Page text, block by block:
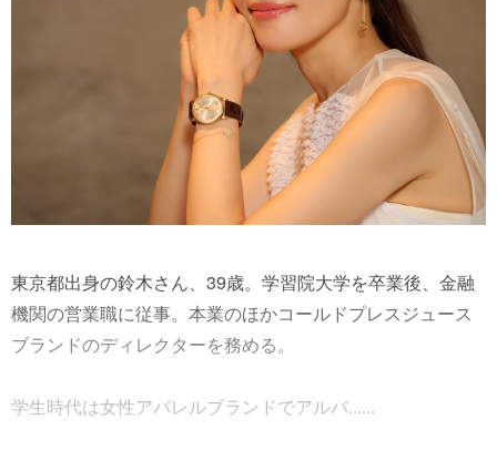
東京都出身の鈴木さん、39歳。学習院大学を卒業後、金融
機関の営業職に従事。本業のほかコールドプレスジュース
ブランドのディレクターを務める。
学生時代は女性アパレルブランドでアルバ......